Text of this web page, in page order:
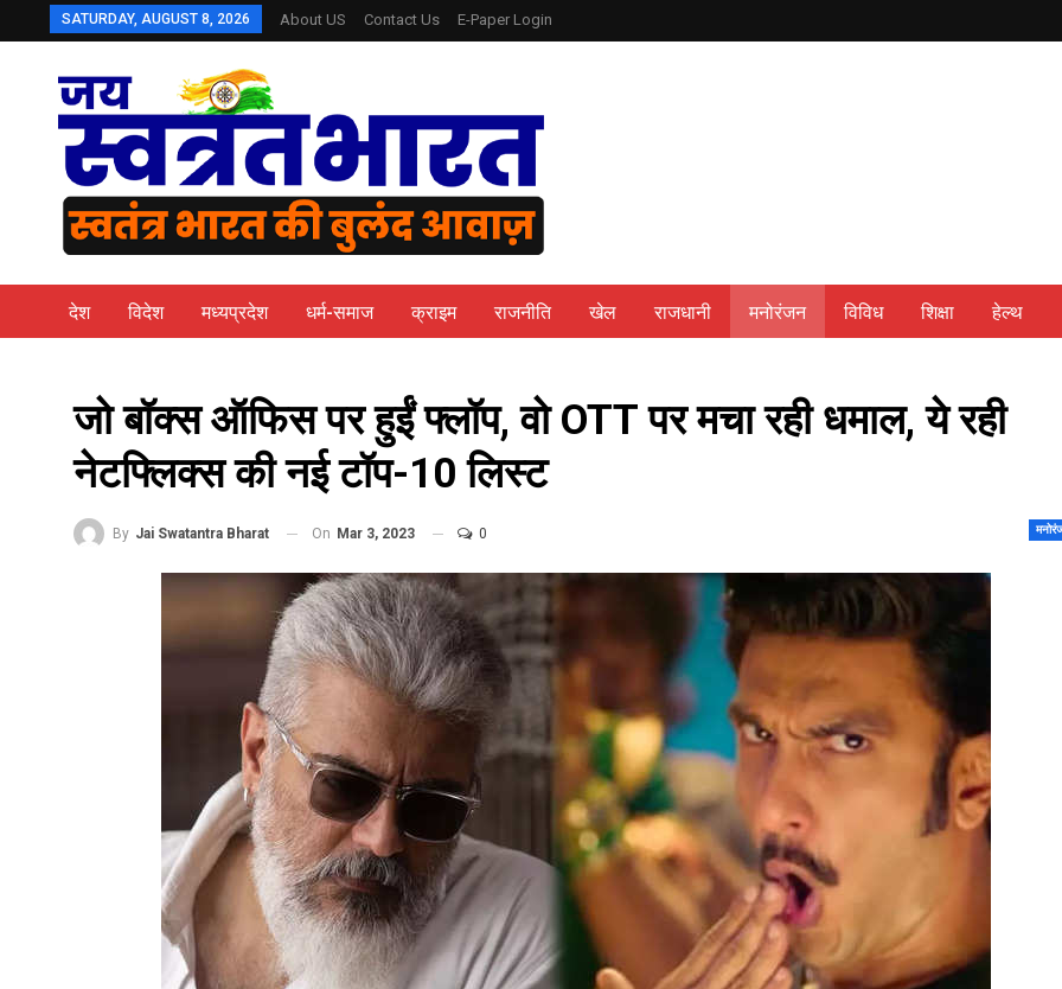
SATURDAY, AUGUST 8, 2026 About US Contact Us E-Paper Login
देश विदेश मध्यप्रदेश धर्म-समाज क्राइम राजनीति खेल राजधानी मनोरंजन विविध शिक्षा हेल्थ
जो बॉक्स ऑफिस पर हुईं फ्लॉप, वो OTT पर मचा रही धमाल, ये रही
नेटफ्ल‍िक्‍स की नई टॉप-10 लिस्‍ट
By Jai Swatantra Bharat On Mar 3, 2023 0